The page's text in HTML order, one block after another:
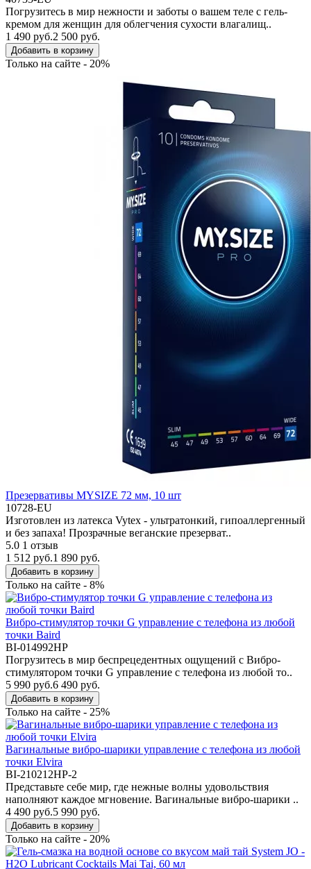
Погрузитесь в мир нежности и заботы о вашем теле с гель-
кремом для женщин для облегчения сухости влагалищ..
1 490 руб.2 500 руб.
Добавить в корзину
Только на сайте - 20%
Презервативы MYSIZE 72 мм, 10 шт
10728-EU
Изготовлен из латекса Vytex - ультратонкий, гипоаллергенный
и без запаха! Прозрачные веганские презерват..
5.0 1 отзыв
1 512 руб.1 890 руб.
Добавить в корзину
Только на сайте - 8%
Вибро-стимулятор точки G управление с телефона из любой
точки Baird
BI-014992HP
Погрузитесь в мир беспрецедентных ощущений с Вибро-
стимулятором точки G управление с телефона из любой то..
5 990 руб.6 490 руб.
Добавить в корзину
Только на сайте - 25%
Вагинальные вибро-шарики управление с телефона из любой
точки Elvira
BI-210212HP-2
Представьте себе мир, где нежные волны удовольствия
наполняют каждое мгновение. Вагинальные вибро-шарики ..
4 490 руб.5 990 руб.
Добавить в корзину
Только на сайте - 20%